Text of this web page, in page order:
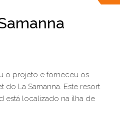
o projeto e forneceu os
La Samanna. Este resort
está localizado na ilha de